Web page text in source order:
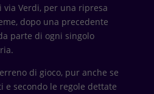
via Verdi, per una ripresa
dopo una precedente
parte di ogni singolo
di gioco, pur anche se
e secondo le regole dettate